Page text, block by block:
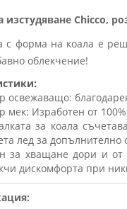
изстудяване Chicco,
с форма на коала е
облекчение!
освежаващо:
мек: Изработен от
за коала
лед за допълнително
за хващане дори и от
дискомфорта при